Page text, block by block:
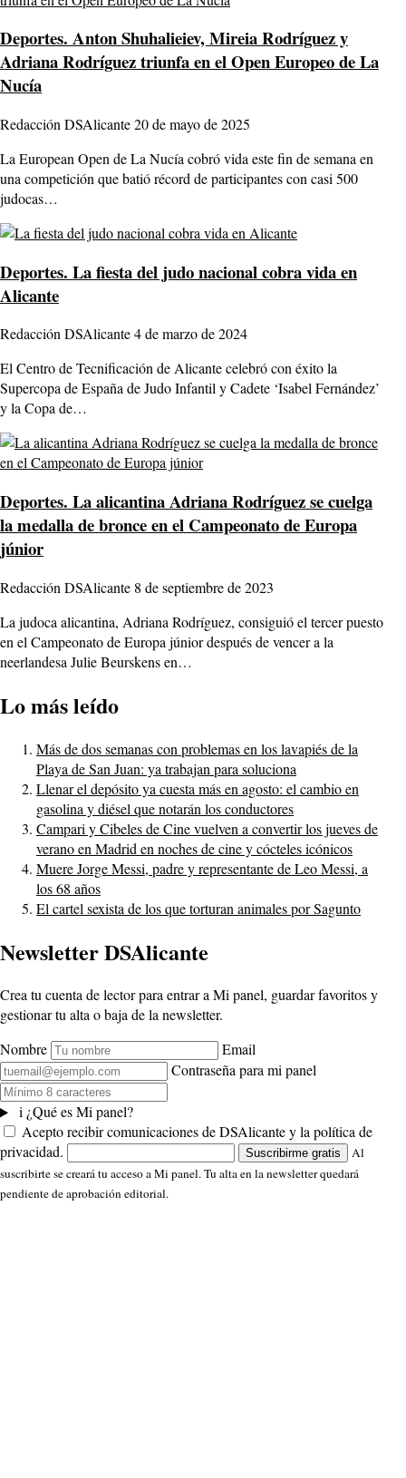
Deportes. Anton Shuhalieiev, Mireia Rodríguez y
Adriana Rodríguez triunfa en el Open Europeo de La
Nucía
Redacción DSAlicante20 de mayo de 2025
La European Open de La Nucía cobró vida este fin de semana en
una competición que batió récord de participantes con casi 500
judocas…
Deportes. La fiesta del judo nacional cobra vida en
Alicante
Redacción DSAlicante4 de marzo de 2024
El Centro de Tecnificación de Alicante celebró con éxito la
Supercopa de España de Judo Infantil y Cadete ‘Isabel Fernández’
y la Copa de…
Deportes. La alicantina Adriana Rodríguez se cuelga
la medalla de bronce en el Campeonato de Europa
júnior
Redacción DSAlicante 8 de septiembre de 2023
La judoca alicantina, Adriana Rodríguez, consiguió el tercer puesto
en el Campeonato de Europa júnior después de vencer a la
neerlandesa Julie Beurskens en…
Lo más leído
Más de dos semanas con problemas en los lavapiés de la
Playa de San Juan: ya trabajan para soluciona
Llenar el depósito ya cuesta más en agosto: el cambio en
gasolina y diésel que notarán los conductores
Campari y Cibeles de Cine vuelven a convertir los jueves de
verano en Madrid en noches de cine y cócteles icónicos
Muere Jorge Messi, padre y representante de Leo Messi, a
los 68 años
El cartel sexista de los que torturan animales por Sagunto
Newsletter DSAlicante
Crea tu cuenta de lector para entrar a Mi panel, guardar favoritos y
gestionar tu alta o baja de la newsletter.
Nombre
Email
Contraseña para mi panel
i¿Qué es Mi panel?
Acepto recibir comunicaciones de DSAlicante y la política de
privacidad.
Suscribirme gratis
Al
suscribirte se creará tu acceso a Mi panel. Tu alta en la newsletter quedará
pendiente de aprobación editorial.